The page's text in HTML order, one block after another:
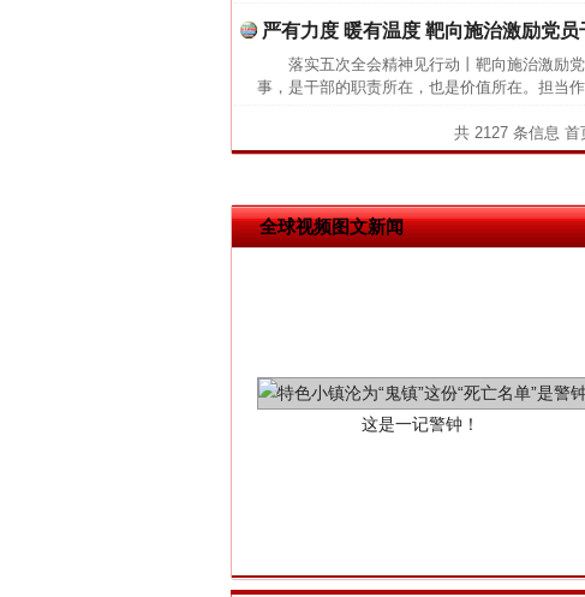
严有力度 暖有温度 靶向施治激励党
落实五次全会精神见行动丨靶向施治激
事，是干部的职责所在，也是价值所在。担当
共 2127 条信息 首
全球视频图文新闻
网上购药对药下症？